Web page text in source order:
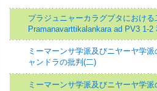
プラジュニャーカラグプタにおけ
Pramanavarttikalankara ad PV3 1-2
ミーマーンサ学派及びニヤーヤ学
ャンドラの批判(二)
ミーマーンサ学派及びニヤーヤ学